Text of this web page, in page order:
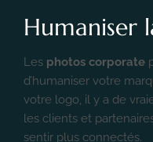
Humaniser
Les photos corporate
d’humaniser votre
votre logo, il y a de
les clients et
sentir plus connectés.